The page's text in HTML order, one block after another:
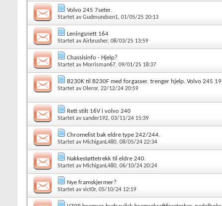
Volvo 245 7seter.
Startet avGudmundsen1, 01/05/25 20:13
Leningsnett 164
Startet avAirbrusher, 08/03/25 13:59
Chassisinfo - Hjelp?
Startet av Morrisman67, 09/01/25 18:37
B230K til B230F med forgasser. trenger hjelp. Volvo 245
Startet avOleror, 22/12/24 20:59
Rett stilt 16V i volvo 240
Startet avsander192, 03/11/24 15:39
Chromelist bak eldre type 242/244.
Startet av MichiganL480, 08/05/24 22:34
Nakkestøttetrekk til eldre 240.
Startet av MichiganL480, 06/10/24 20:24
Nye framskjermer?
Startet avvict0r, 05/10/24 12:19